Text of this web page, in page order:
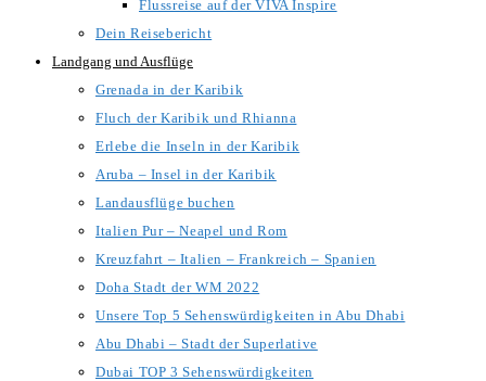
Flussreise auf der VIVA Inspire
Dein Reisebericht
Landgang und Ausflüge
Grenada in der Karibik
Fluch der Karibik und Rhianna
Erlebe die Inseln in der Karibik
Aruba – Insel in der Karibik
Landausflüge buchen
Italien Pur – Neapel und Rom
Kreuzfahrt – Italien – Frankreich – Spanien
Doha Stadt der WM 2022
Unsere Top 5 Sehenswürdigkeiten in Abu Dhabi
Abu Dhabi – Stadt der Superlative
Dubai TOP 3 Sehenswürdigkeiten